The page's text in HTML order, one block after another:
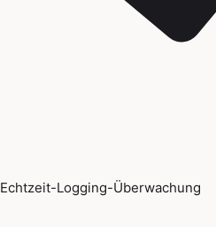
Echtzeit-Logging-Überwachung